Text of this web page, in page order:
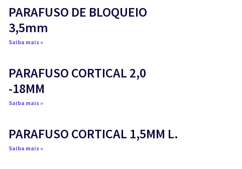
PARAFUSO DE BLOQUEIO
3,5mm
Saiba mais »
PARAFUSO CORTICAL 2,0
-18MM
Saiba mais »
PARAFUSO CORTICAL 1,5MM L.
Saiba mais »